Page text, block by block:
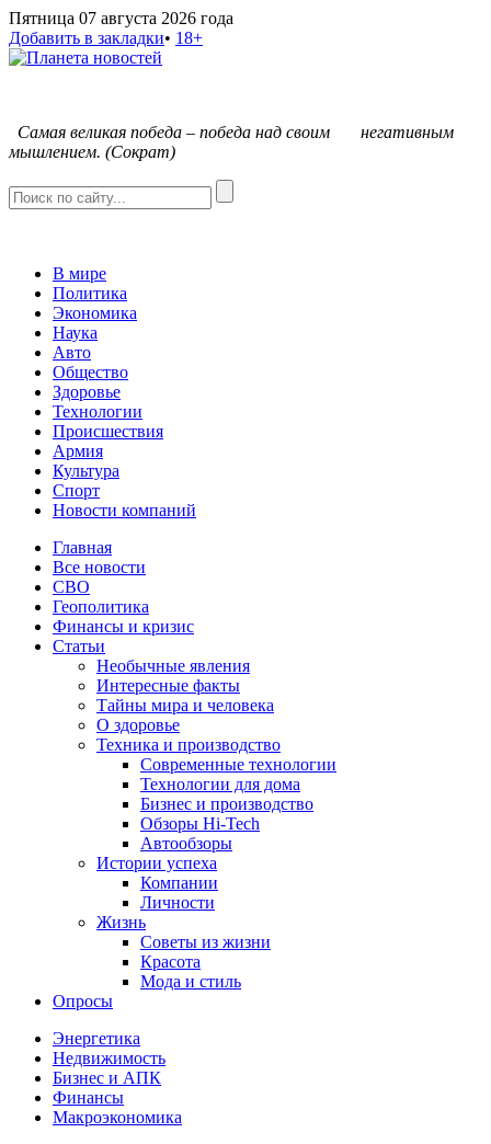
Пятница 07 августа 2026 года
Добавить в закладки• 18+
Самая великая победа – победа над своим негативным
мышлением. (Сократ)
В мире
Политика
Экономика
Наука
Авто
Общество
Здоровье
Технологии
Происшествия
Армия
Культура
Спорт
Новости компаний
Главная
Все новости
СВО
Геополитика
Финансы и кризис
Статьи
Необычные явления
Интересные факты
Тайны мира и человека
О здоровье
Техника и производство
Современные технологии
Технологии для дома
Бизнес и производство
Обзоры Hi-Tech
Автообзоры
Истории успеха
Компании
Личности
Жизнь
Советы из жизни
Красота
Мода и стиль
Опросы
Энергетика
Недвижимость
Бизнес и АПК
Финансы
Макроэкономика